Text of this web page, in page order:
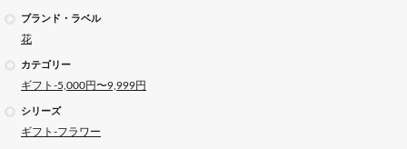
ブランド・ラベル
花
カテゴリー
ギフト-5,000円〜9,999円
シリーズ
ギフト-フラワー